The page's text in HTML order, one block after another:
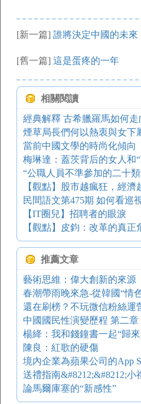
[新一篇] 誰將決定中國的未來
[舊一篇] 這是蛋疼的一年
相關閱讀
經典解釋 古希臘羅馬如何走
煙草局長們何以熱衷與女下
當前中國文學的時尚化傾向
梅琳達：蓋茨背后的女人和
【觀點】股市越瘋狂，經濟
【IT圈兒】招聘者的眼淚
【觀點】皮鈞：改革的真正
推薦文章
藝術思維：偉大創新的來源
春潮帶雨晚來急-從韓國“情
中國國民性演變歷程 第二章
楊絳：我和錢鐘書一起“歸
陳良：紅歌的硬傷
送禮指南&#8212;&#8212;小
論馬爾庫塞的“新感性”